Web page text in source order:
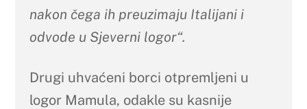
nakon čega ih preuzimaju Italijani i
odvode u Sjeverni logor“.
Drugi uhvaćeni borci otpremljeni u
logor Mamula, odakle su kasnije